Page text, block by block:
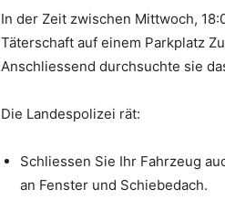
In der Zeit zwischen Mittwoch,
Täterschaft auf einem Parkplatz
Anschliessend durchsuchte sie
Die Landespolizei rät:
Schliessen Sie Ihr Fahrzeug
an Fenster und Schiebedach.